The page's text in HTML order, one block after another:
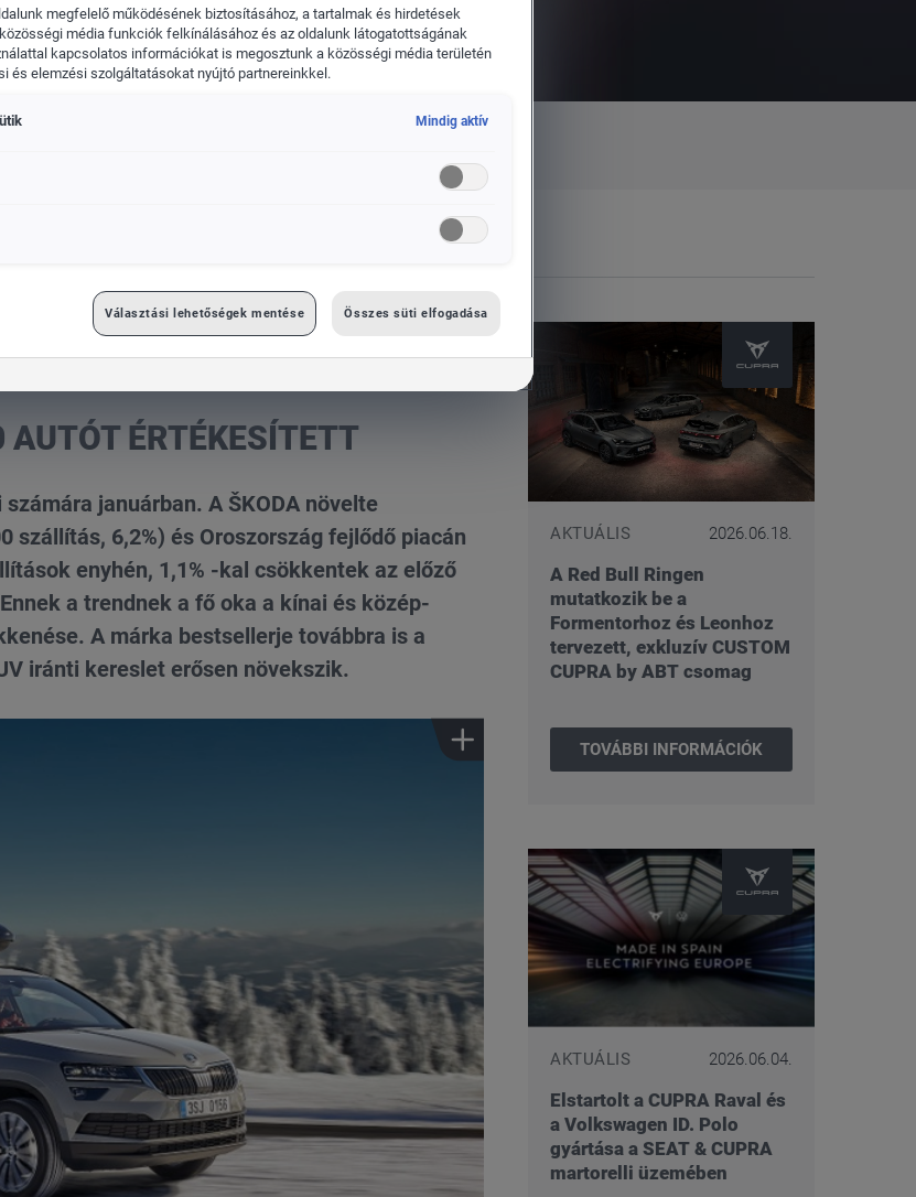
ÉRTÉKESÍTETT
januárban. A ŠKODA növelte
szállítás, 6,2%) és Oroszország fejlődő piacán
enyhén, 1,1% -kal csökkentek az előző
a trendnek a fő oka a kínai és közép-
A márka bestsellerje továbbra is a
iránti kereslet erősen növekszik.
AKTUÁLIS 2026.06.18.
A Red Bull Ringen
mutatkozik be a
Formentorhoz és Leonhoz
tervezett, exkluzív CUSTOM
CUPRA by ABT csomag
TOVÁBBI INFORMÁCIÓK
AKTUÁLIS 2026.06.04.
Elstartolt a CUPRA Raval és
a Volkswagen ID. Polo
gyártása a SEAT & CUPRA
martorelli üzemében
megfelelő működésének biztosításához, a tartalmak és hirdetések
média funkciók felkínálásához és az oldalunk látogatottságának
kapcsolatos információkat is megosztunk a közösségi média területén
és elemzési szolgáltatásokat nyújtó partnereinkkel.
Mindig aktív
Választási lehetőségek mentése Összes süti elfogadása